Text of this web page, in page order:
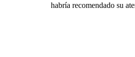
habría recomendado su